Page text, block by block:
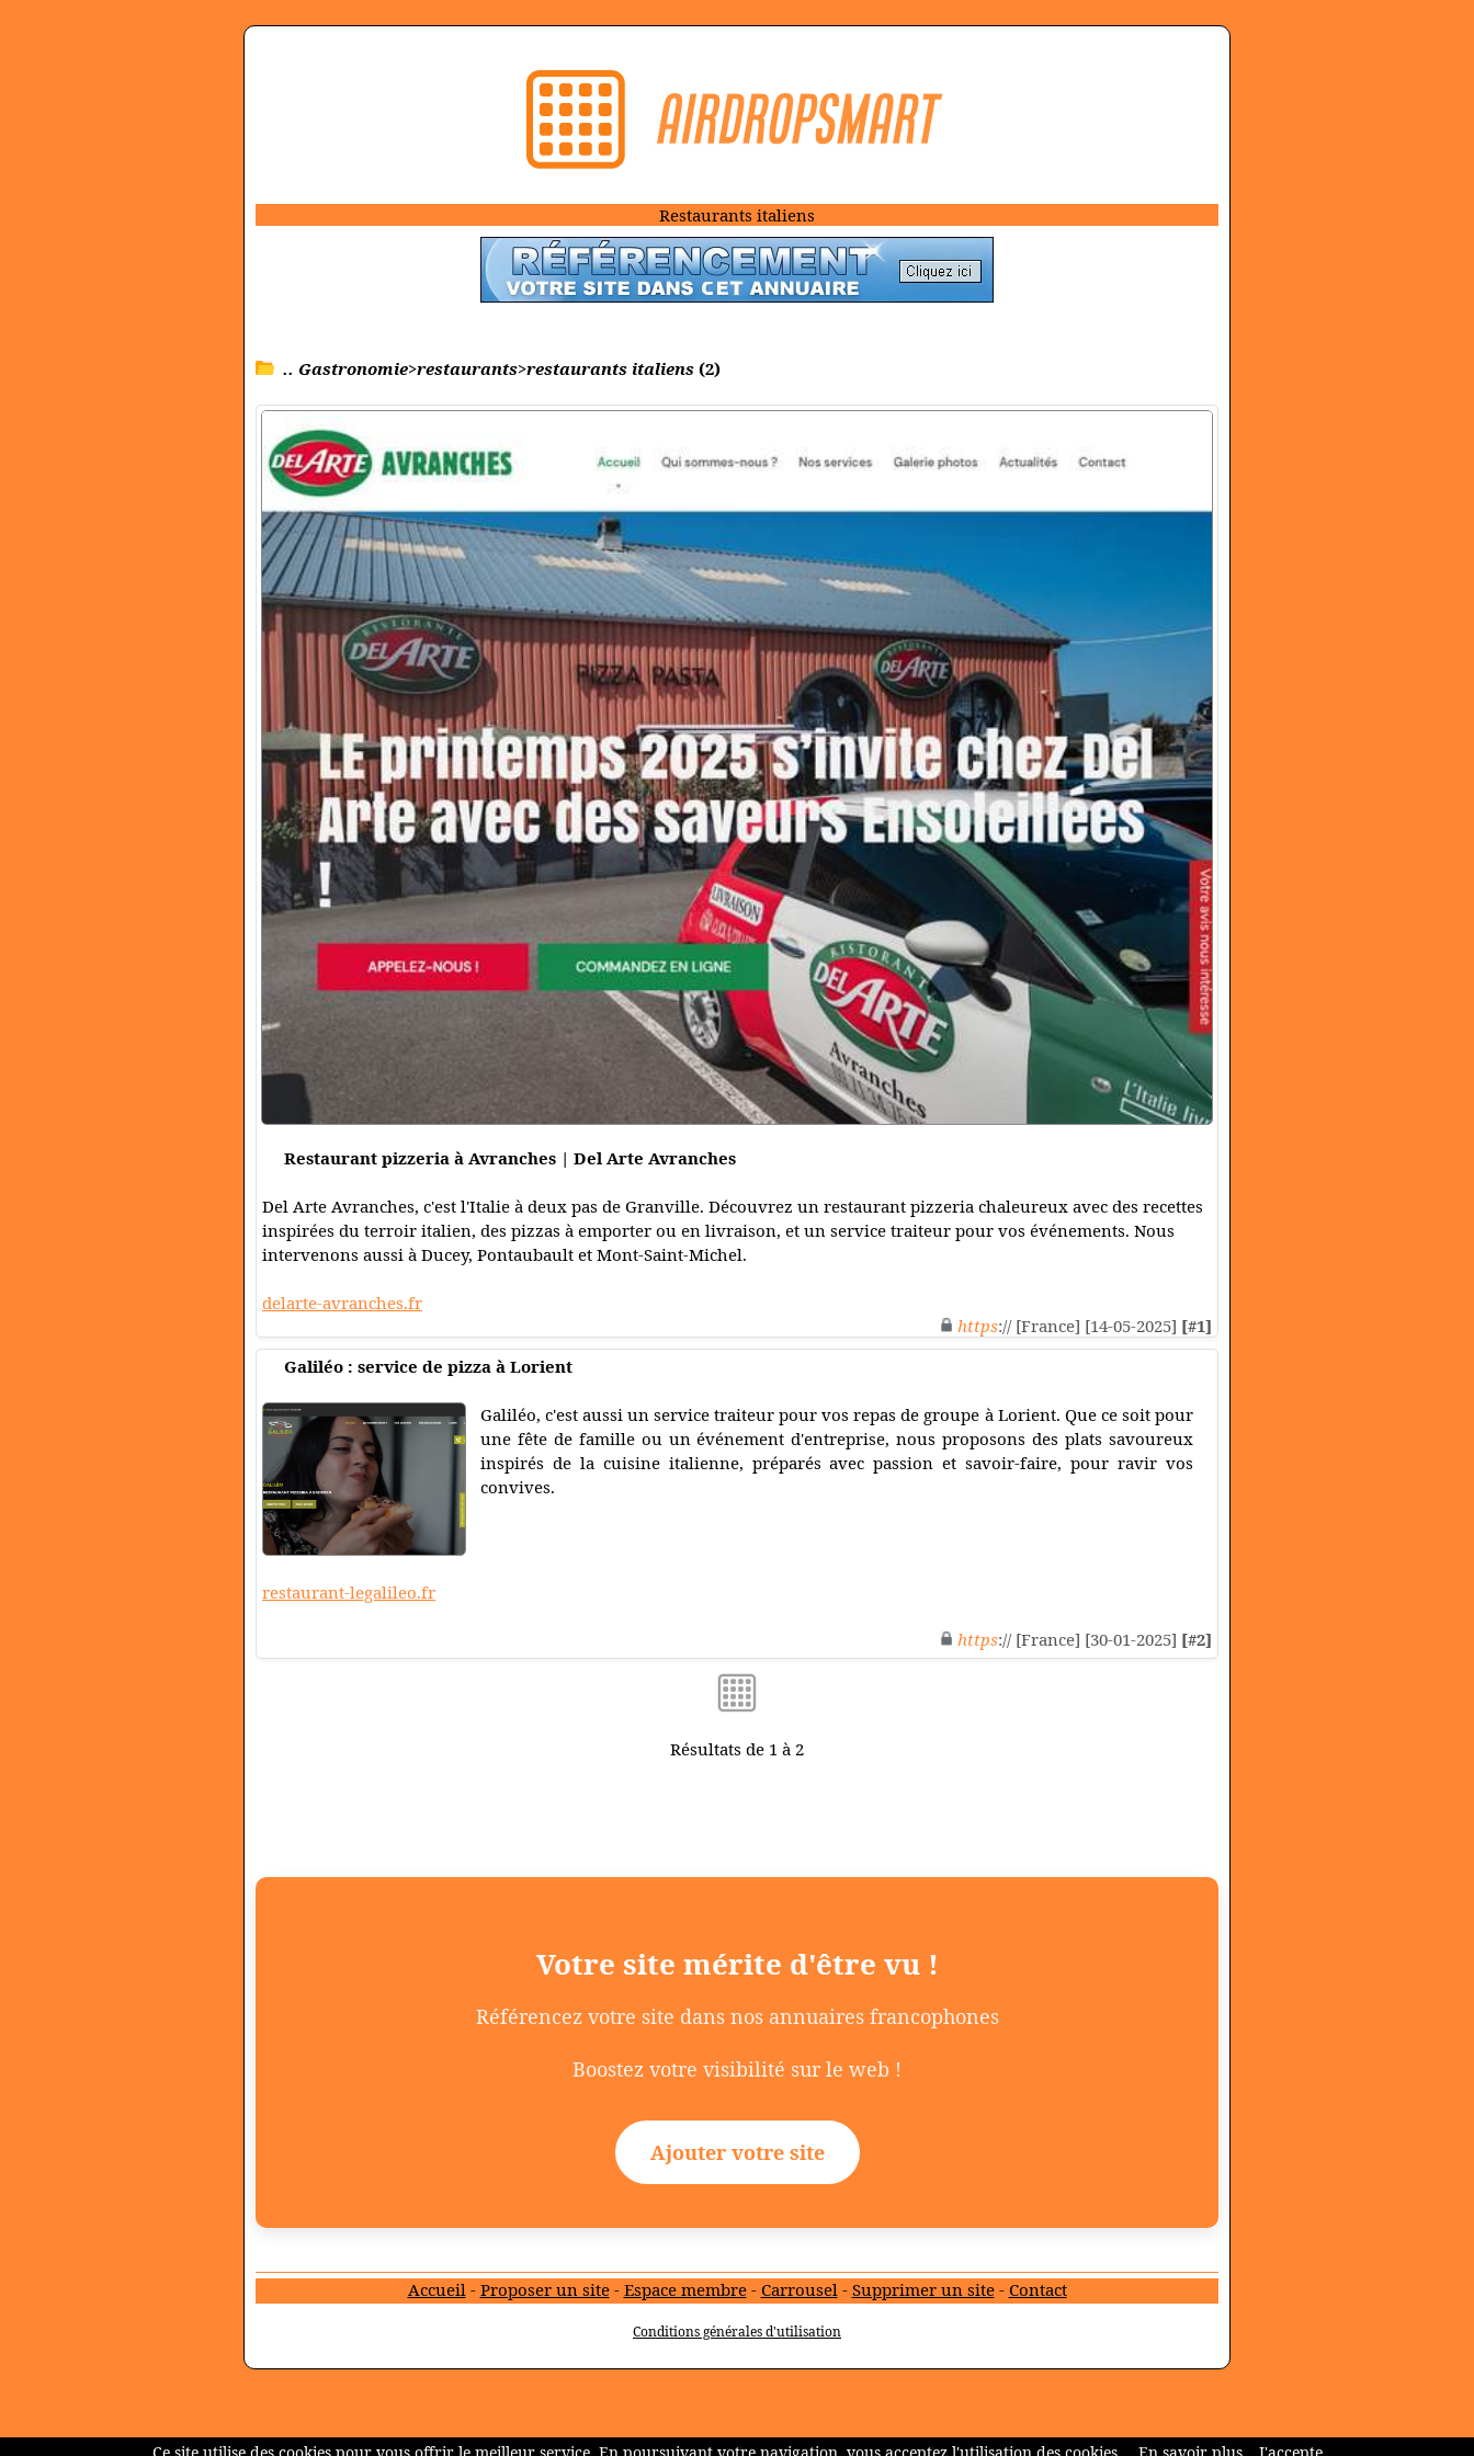
Restaurants italiens
.. Gastronomie>restaurants>restaurants italiens (2)
Restaurant pizzeria à Avranches | Del Arte Avranches
Del Arte Avranches, c'est l'Italie à deux pas de Granville. Découvrez un restaurant pizzeria chaleureux avec des recettes
inspirées du terroir italien, des pizzas à emporter ou en livraison, et un service traiteur pour vos événements. Nous
intervenons aussi à Ducey, Pontaubault et Mont-Saint-Michel.
delarte-avranches.fr
https:// [France] [14-05-2025] [#1]
Galiléo : service de pizza à Lorient
Galiléo, c'est aussi un service traiteur pour vos repas de groupe à Lorient. Que ce soit pour
une fête de famille ou un événement d'entreprise, nous proposons des plats savoureux
inspirés de la cuisine italienne, préparés avec passion et savoir-faire, pour ravir vos
convives.
restaurant-legalileo.fr
https:// [France] [30-01-2025] [#2]
Résultats de 1 à 2
Votre site mérite d'être vu !
Référencez votre site dans nos annuaires francophones
Boostez votre visibilité sur le web !
Ajouter votre site
Accueil- Proposer un site- Espace membre- Carrousel- Supprimer un site- Contact
Conditions générales d'utilisation